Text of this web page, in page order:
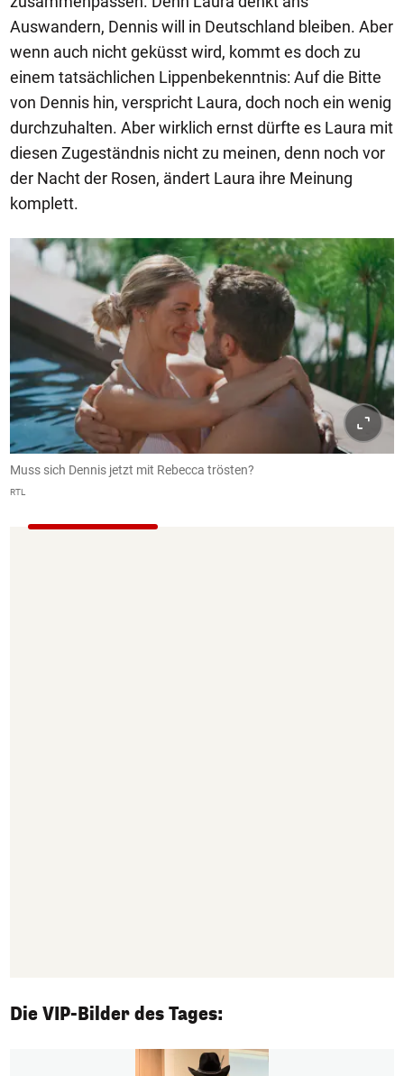
Auswandern, Dennis will in Deutschland bleiben. Aber
wenn auch nicht geküsst wird, kommt es doch zu
einem tatsächlichen Lippenbekenntnis: Auf die Bitte
von Dennis hin, verspricht Laura, doch noch ein wenig
durchzuhalten. Aber wirklich ernst dürfte es Laura mit
diesen Zugeständnis nicht zu meinen, denn noch vor
der Nacht der Rosen, ändert Laura ihre Meinung
komplett.
Muss sich Dennis jetzt mit Rebecca trösten?
RTL
Die VIP-Bilder des Tages:
1/50